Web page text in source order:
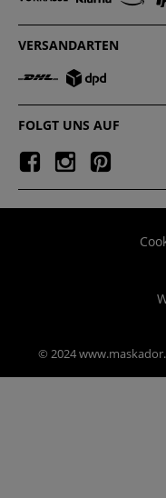
VERSANDARTEN
FOLGT UNS AUF
© 2024